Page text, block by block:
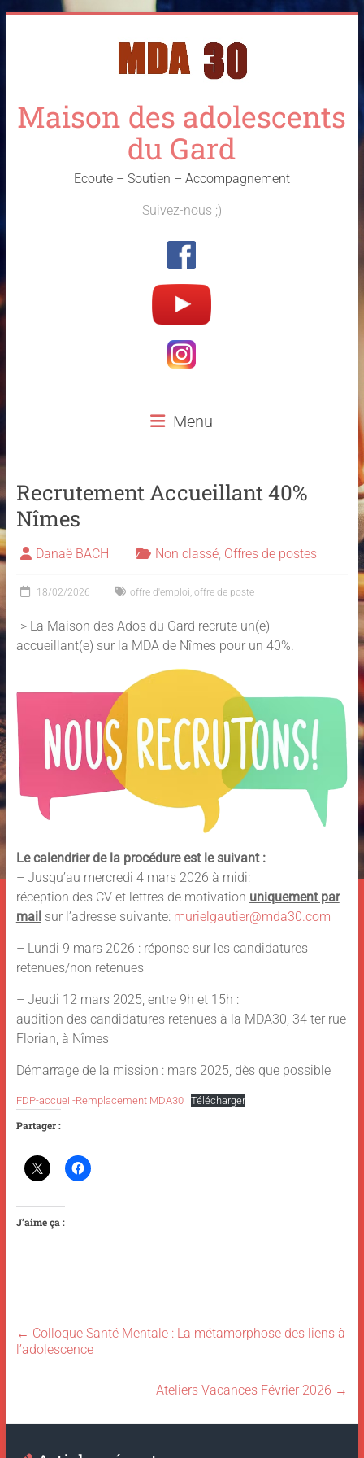
Maison des adolescents
du Gard
Ecoute – Soutien – Accompagnement
Suivez-nous ;)
Menu
Recrutement Accueillant 40%
Nîmes
Danaë BACH Non classé, Offres de postes
18/02/2026 offre d'emploi, offre de poste
-> La Maison des Ados du Gard recrute un(e)
accueillant(e) sur la MDA de Nîmes pour un 40%.
Le calendrier de la procédure est le suivant :
– Jusqu’au mercredi 4 mars 2026 à midi:
réception des CV et lettres de motivation uniquement par
mail sur l’adresse suivante: murielgautier@mda30.com
– Lundi 9 mars 2026 : réponse sur les candidatures
retenues/non retenues
– Jeudi 12 mars 2025, entre 9h et 15h :
audition des candidatures retenues à la MDA30, 34 ter rue
Florian, à Nîmes
Démarrage de la mission : mars 2025, dès que possible
FDP-accueil-Remplacement MDA30 Télécharger
Partager :
J’aime ça :
← Colloque Santé Mentale : La métamorphose des liens à
l’adolescence
Ateliers Vacances Février 2026 →